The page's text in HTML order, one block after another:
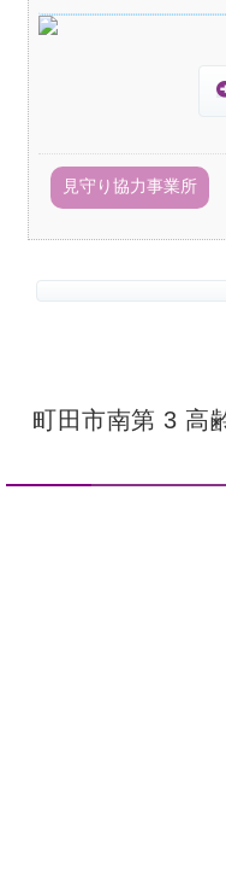
見守り協力事業所
町田市南第 3 高